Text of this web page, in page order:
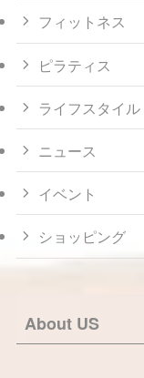
フィットネス
ピラティス
ライフスタイル
ニュース
イベント
ショッピング
About US